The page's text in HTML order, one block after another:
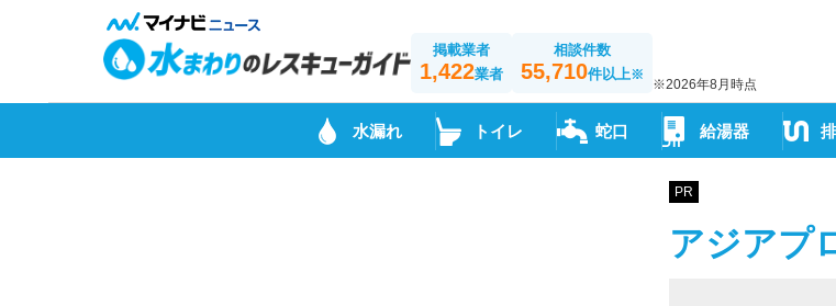
掲載業者
1,422業者
相談件数
55,710件以上※
※2026年8月時点
水漏れ トイレ 蛇口 給湯器
PR
アジアプ